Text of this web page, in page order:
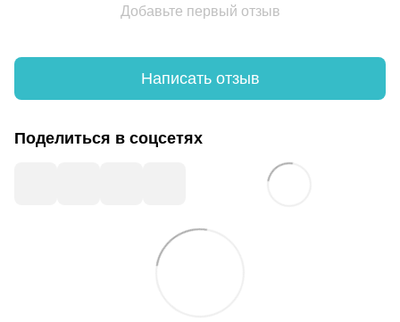
Добавьте первый отзыв
Написать отзыв
Поделиться в соцсетях